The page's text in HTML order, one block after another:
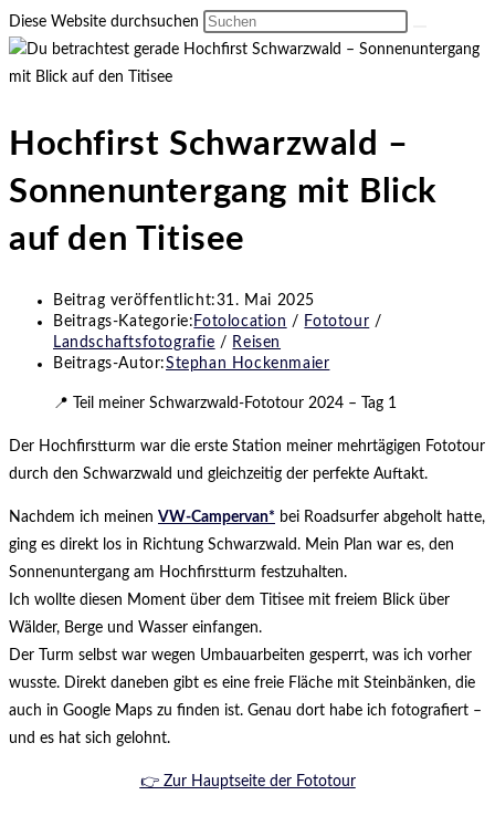
Diese Website durchsuchen
Hochfirst Schwarzwald –
Sonnenuntergang mit Blick
auf den Titisee
Beitrag veröffentlicht:31. Mai 2025
Beitrags-Kategorie: Fotolocation / Fototour /
Landschaftsfotografie / Reisen
Beitrags-Autor:Stephan Hockenmaier
📍 Teil meiner Schwarzwald-Fototour 2024 – Tag 1
Der Hochfirstturm war die erste Station meiner mehrtägigen Fototour
durch den Schwarzwald und gleichzeitig der perfekte Auftakt.
Nachdem ich meinen VW-Campervan* bei Roadsurfer abgeholt hatte,
ging es direkt los in Richtung Schwarzwald. Mein Plan war es, den
Sonnenuntergang am Hochfirstturm festzuhalten.
Ich wollte diesen Moment über dem Titisee mit freiem Blick über
Wälder, Berge und Wasser einfangen.
Der Turm selbst war wegen Umbauarbeiten gesperrt, was ich vorher
wusste. Direkt daneben gibt es eine freie Fläche mit Steinbänken, die
auch in Google Maps zu finden ist. Genau dort habe ich fotografiert –
und es hat sich gelohnt.
👉 Zur Hauptseite der Fototour